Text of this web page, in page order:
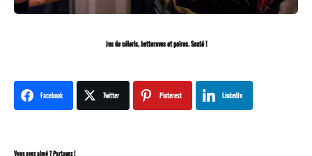
Jus de céleris, betteraves et poires. Santé !
Facebook Twitter Pinterest LinkedIn
Vous avez aimé ? Partagez !